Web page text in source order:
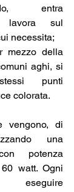
entra
lavora sul
necessita;
mezzo della
aghi, si
punti
colorata.
vengono, di
una
potenza
watt. Ogni